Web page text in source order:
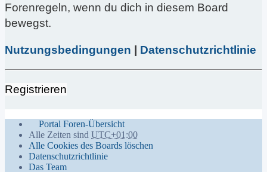
Forenregeln, wenn du dich in diesem Board
bewegst.
Nutzungsbedingungen | Datenschutzrichtlinie
Registrieren
Portal Foren-Übersicht
Alle Zeiten sind UTC+01:00
Alle Cookies des Boards löschen
Datenschutzrichtlinie
Das Team